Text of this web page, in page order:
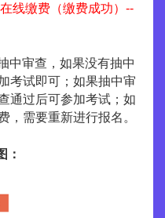
线缴费（缴费成功）--
中审查，如果没有抽中
考试即可；如果抽中审
通过后可参加考试；如
，需要重新进行报名。
：